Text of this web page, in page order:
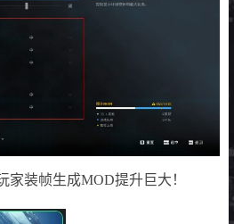
家装帧生成MOD提升巨大！